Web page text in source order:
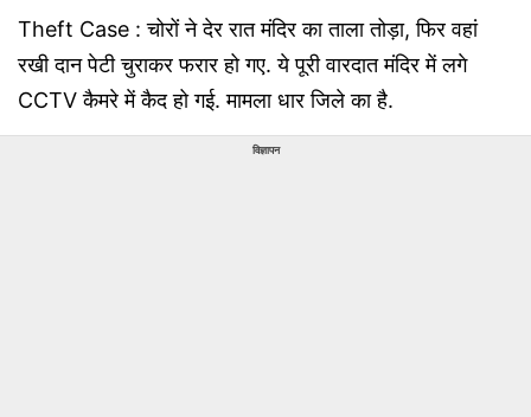
Theft Case : चोरों ने देर रात मंदिर का ताला तोड़ा, फिर वहां
रखी दान पेटी चुराकर फरार हो गए. ये पूरी वारदात मंदिर में लगे
CCTV कैमरे में कैद हो गई. मामला धार जिले का है.
विज्ञापन